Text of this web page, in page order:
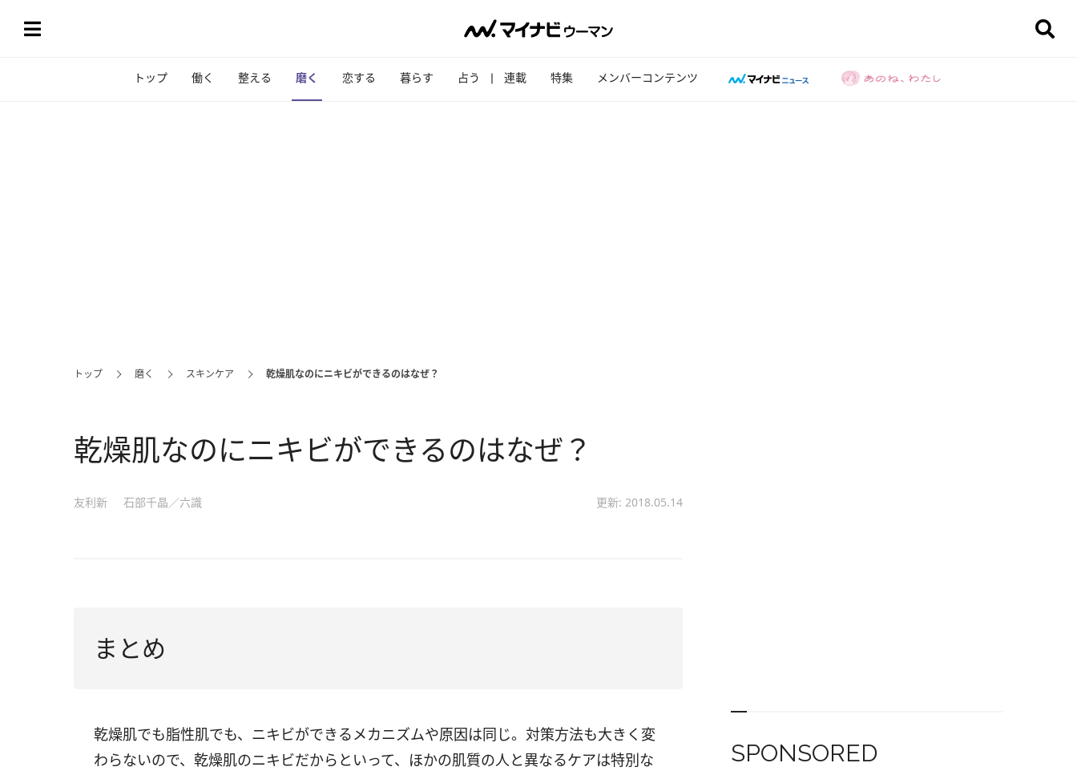
トップ 働く 整える 磨く 恋する 暮らす 占う 連載 特集 メンバーコンテンツ
トップ 磨く スキンケア 乾燥肌なのにニキビができるのはなぜ？
乾燥肌なのにニキビができるのはなぜ？
友利新 石部千晶／六識 更新: 2018.05.14
まとめ
乾燥肌でも脂性肌でも、ニキビができるメカニズムや原因は同じ。対策方法も大きく変
わらないので、乾燥肌のニキビだからといって、ほかの肌質の人と異なるケアは特別な
SPONSORED